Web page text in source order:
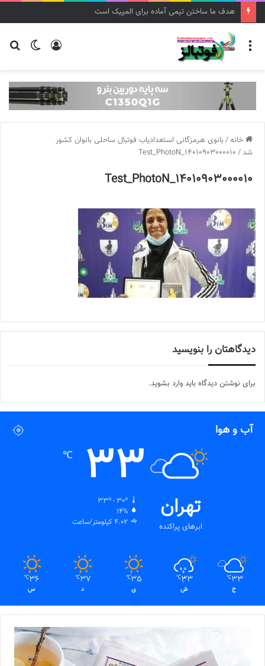
هدف ما ساختن تیمی آماده برای المپیک است
تغییر
ورود منو
خانه/ بانوی هرمزگانی استعدادیاب فوتبال ساحلی بانوان کشور
شد/
14010903000010_Test_PhotoN
14010903000010_Test_PhotoN
دیدگاهتان را بنویسید
برای نوشتن دیدگاه باید وارد بشوید.
آب و هوا
تهران
ابرهای پراکنده
33
℃
33º - 30º
14%
4.02 کیلومتر/ساعت
33
℃
ج
33
℃
ش
35
℃
ی
37
℃
د
36
℃
س